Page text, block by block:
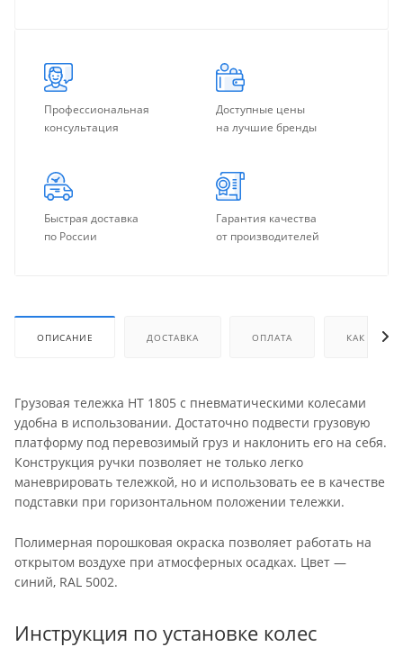
Профессиональная
консультация
Доступные цены
на лучшие бренды
Быстрая доставка
по России
Гарантия качества
от производителей
ОПИСАНИЕ ДОСТАВКА ОПЛАТА КАК
Грузовая тележка НТ 1805 с пневматическими колесами
удобна в использовании. Достаточно подвести грузовую
платформу под перевозимый груз и наклонить его на себя.
Конструкция ручки позволяет не только легко
маневрировать тележкой, но и использовать ее в качестве
подставки при горизонтальном положении тележки.
Полимерная порошковая окраска позволяет работать на
открытом воздухе при атмосферных осадках. Цвет —
синий, RAL 5002.
Инструкция по установке колес